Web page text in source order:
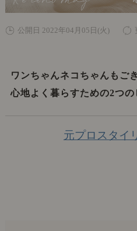
公開日 2022年04月05日(火)
ワンちゃんネコちゃんもご
心地よく暮らすための2つの
元プロスタ